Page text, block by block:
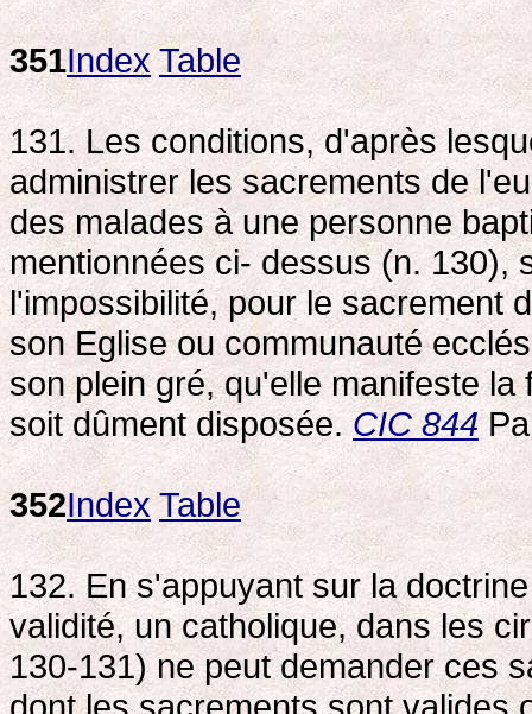
351Index Table
131. Les conditions, d'après
administrer les sacrements de
des malades à une personne
mentionnées ci- dessus (n. 130),
l'impossibilité, pour le sacrement
son Eglise ou communauté
son plein gré, qu'elle manifeste
soit dûment disposée.CIC 844
352Index Table
132. En s'appuyant sur la
validité, un catholique, dans les
130-131) ne peut demander ces
dont les sacrements sont valides